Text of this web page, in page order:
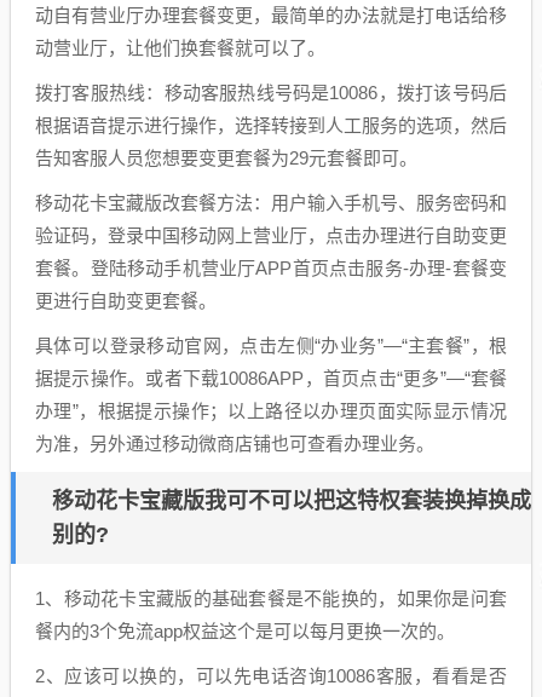
动自有营业厅办理套餐变更，最简单的办法就是打电话给移
动营业厅，让他们换套餐就可以了。
拨打客服热线：移动客服热线号码是10086，拨打该号码后
根据语音提示进行操作，选择转接到人工服务的选项，然后
告知客服人员您想要变更套餐为29元套餐即可。
移动花卡宝藏版改套餐方法：用户输入手机号、服务密码和
验证码，登录中国移动网上营业厅，点击办理进行自助变更
套餐。登陆移动手机营业厅APP首页点击服务-办理-套餐变
更进行自助变更套餐。
具体可以登录移动官网，点击左侧“办业务”—“主套餐”，根
据提示操作。或者下载10086APP，首页点击“更多”—“套餐
办理”，根据提示操作；以上路径以办理页面实际显示情况
为准，另外通过移动微商店铺也可查看办理业务。
移动花卡宝藏版我可不可以把这特权套装换掉换成
别的?
1、移动花卡宝藏版的基础套餐是不能换的，如果你是问套
餐内的3个免流app权益这个是可以每月更换一次的。
2、应该可以换的，可以先电话咨询10086客服，看看是否